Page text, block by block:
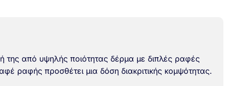
της από υψηλής ποιότητας δέρμα με διπλές ραφές
ραφής προσθέτει μια δόση διακριτικής κομψότητας.